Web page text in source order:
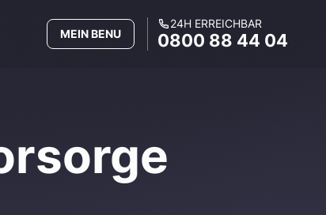
MEIN BENU
24H ERREICHBAR
0800 88 44 04